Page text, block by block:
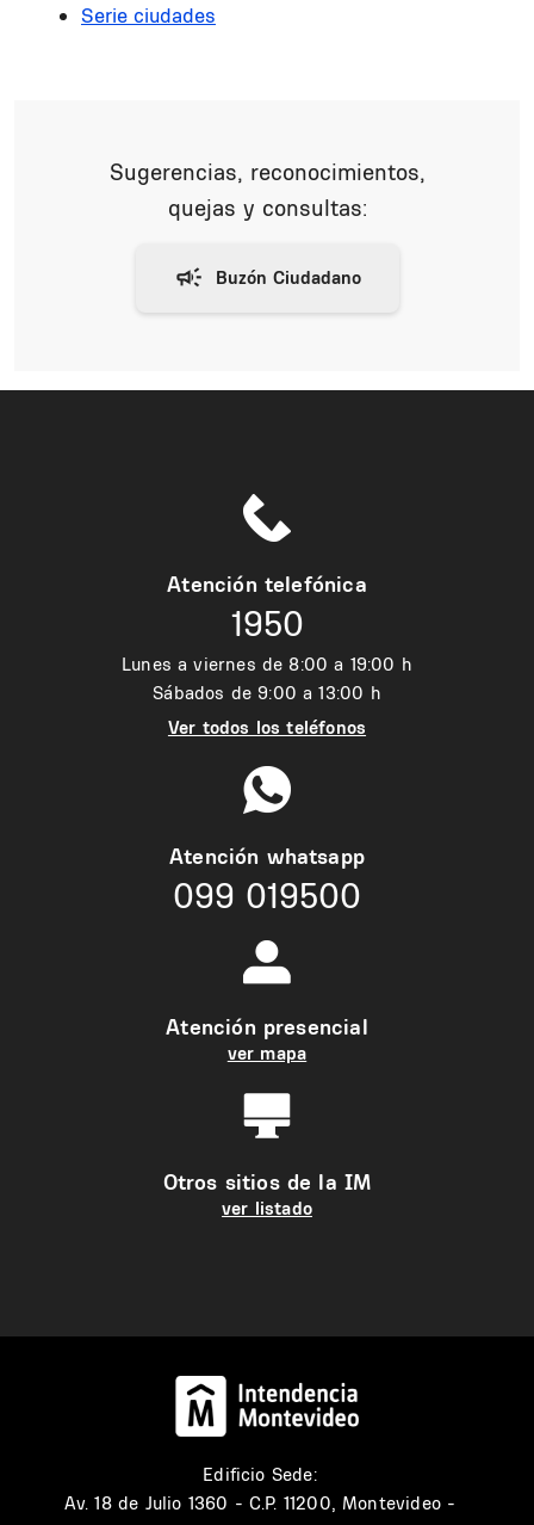
Serie ciudades
Sugerencias, reconocimientos,
quejas y consultas:
Atención telefónica
1950
Lunes a viernes de 8:00 a 19:00 h
Sábados de 9:00 a 13:00 h
Ver todos los teléfonos
Atención whatsapp
099 019500
Atención presencial
ver mapa
Otros sitios de la IM
ver listado
Edificio Sede:
Av. 18 de Julio 1360 - C.P. 11200, Montevideo -